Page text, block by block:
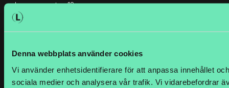
Denna webbplats använder cookies
Vi använder enhetsidentifierare för att anpassa innehållet
sociala medier och analysera vår trafik. Vi vidarebefordrar
Jungmansgatan 12
211 11 Malmö
Phone: 040-630 72 00
470 Ramona Street,
CA 94301, Palo Alto, USA
Email: info@logtrade.se